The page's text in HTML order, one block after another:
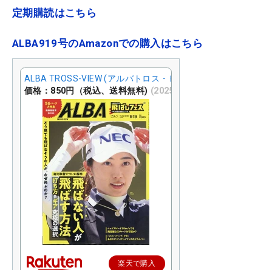
定期購読はこちら
ALBA919号のAmazonでの購入はこちら
ALBA TROSS-VIEW (アルバトロス・ビュー) 2025年 8/14号 [
価格：850円（税込、送料無料) (2025/7/9時点)
楽天で購入